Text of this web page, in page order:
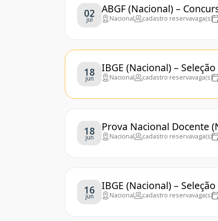
02
jul
ABGF (Nacional) –
Nacional cadastro reservavaga(s)
18
jun
IBGE (Nacional) –
Nacional cadastro reservavaga(s)
18
jun
Prova Nacional Docente
Nacional cadastro reservavaga(s)
16
jun
IBGE (Nacional) –
Nacional cadastro reservavaga(s)